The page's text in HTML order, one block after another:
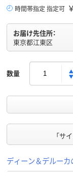
時間帯指定 指定可
お届け先住所：
東京都江東区
数量
「サ
ディーン＆デルー